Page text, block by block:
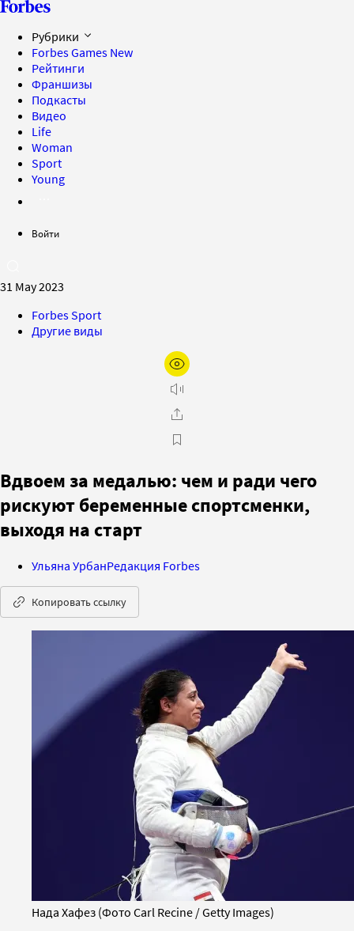
Рубрики
Forbes Games New
Рейтинги
Франшизы
Подкасты
Видео
Life
Woman
Sport
Young
Войти
31 May 2023
Forbes Sport
Другие виды
Вдвоем за медалью: чем и ради чего
рискуют беременные спортсменки,
выходя на старт
Ульяна УрбанРедакция Forbes
Копировать ссылку
Нада Хафез (Фото Carl Recine / Getty Images)